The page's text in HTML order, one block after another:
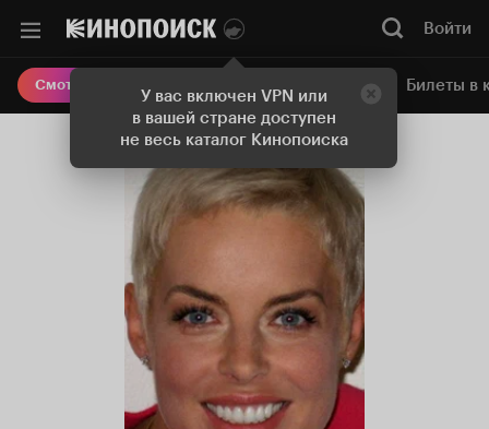
У вас включен VPN или
в вашей стране доступен
не весь каталог Кинопоиска
Войти
Смотреть кино Онлайн-кинотеатр Билеты в